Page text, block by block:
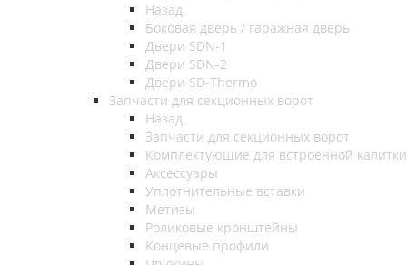
Назад
Боковая дверь / гаражная дверь
Двери SDN-1
Двери SDN-2
Двери SD-Thermo
Запчасти для секционных ворот
Назад
Запчасти для секционных ворот
Комплектующие для встроенной калитки
Аксессуары
Уплотнительные вставки
Метизы
Роликовые кронштейны
Концевые профили